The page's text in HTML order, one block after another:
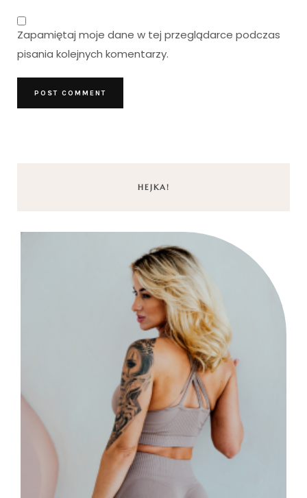
Zapamiętaj moje dane w tej przeglądarce podczas
pisania kolejnych komentarzy.
HEJKA!